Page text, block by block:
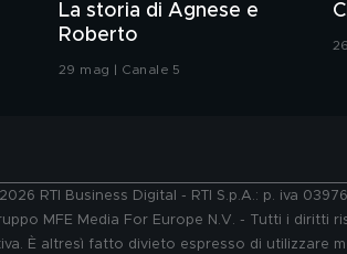
La storia di Agnese e
Roberto
29 mag | Canale 5
RTI Business Digital - RTI S.p.A.: p. iva
MFE Media For Europe N.V. - Tutti i diritti
È altresì fatto divieto espresso di utilizzare